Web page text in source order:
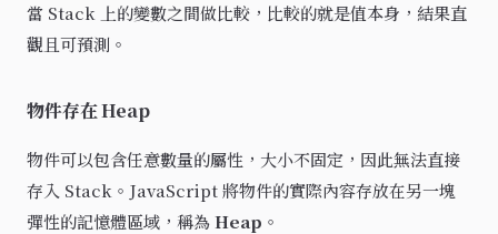
當 Stack 上的變數之間做比較，比較的就是值本身，結果直
觀且可預測。
物件存在 Heap
物件可以包含任意數量的屬性，大小不固定，因此無法直接
存入 Stack。JavaScript 將物件的實際內容存放在另一塊
彈性的記憶體區域，稱為Heap 。